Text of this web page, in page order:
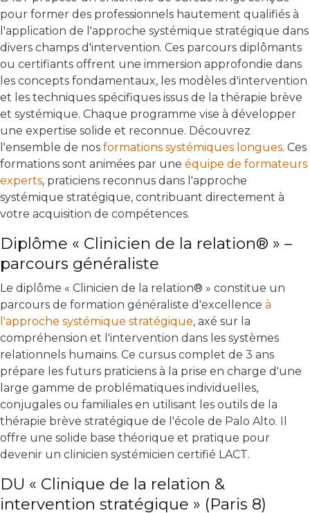
pour former des professionnels hautement qualifiés à
l'application de l'approche systémique stratégique dans
divers champs d'intervention. Ces parcours diplômants
ou certifiants offrent une immersion approfondie dans
les concepts fondamentaux, les modèles d'intervention
et les techniques spécifiques issus de la thérapie brève
et systémique. Chaque programme vise à développer
une expertise solide et reconnue. Découvrez
l'ensemble de nos formations systémiques longues. Ces
formations sont animées par une équipe de formateurs
experts, praticiens reconnus dans l'approche
systémique stratégique, contribuant directement à
votre acquisition de compétences.
Diplôme « Clinicien de la relation® » –
parcours généraliste
Le diplôme « Clinicien de la relation® » constitue un
parcours de formation généraliste d'excellence à
l'approche systémique stratégique, axé sur la
compréhension et l'intervention dans les systèmes
relationnels humains. Ce cursus complet de 3 ans
prépare les futurs praticiens à la prise en charge d'une
large gamme de problématiques individuelles,
conjugales ou familiales en utilisant les outils de la
thérapie brève stratégique de l'école de Palo Alto. Il
offre une solide base théorique et pratique pour
devenir un clinicien systémicien certifié LACT.
DU « Clinique de la relation &
intervention stratégique » (Paris 8)